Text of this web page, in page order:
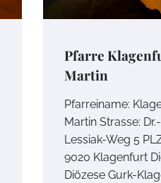
Pfarre
Martin
Pfarreiname:
Martin Strasse:
Lessiak-Weg 5
9020 Klagenfurt
Diözese Gurk-